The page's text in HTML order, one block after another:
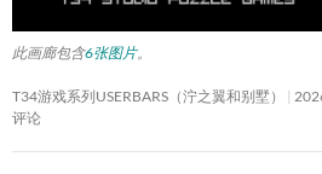
此画廊包含6张图片。
T34游戏系列USERBARS（泞之翼和别墅）
评论